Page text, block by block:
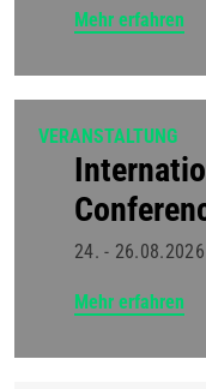
Mehr erfahren
VERANSTALTUNG
24. - 26.08.2026
Mehr erfahren